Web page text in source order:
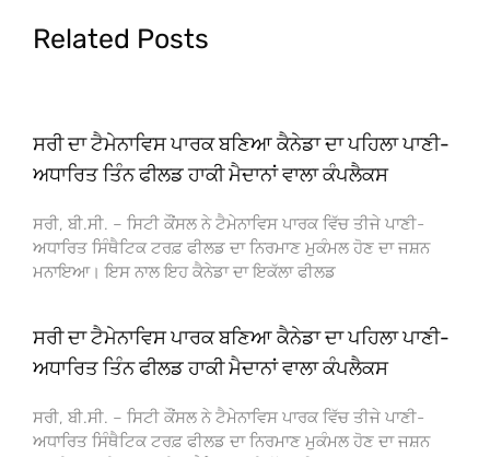
Related Posts
ਸਰੀ ਦਾ ਟੈਮੇਨਾਵਿਸ ਪਾਰਕ ਬਣਿਆ ਕੈਨੇਡਾ ਦਾ ਪਹਿਲਾ ਪਾਣੀ-
ਅਧਾਰਿਤ ਤਿੰਨ ਫੀਲਡ ਹਾਕੀ ਮੈਦਾਨਾਂ ਵਾਲਾ ਕੰਪਲੈਕਸ
ਸਰੀ, ਬੀ.ਸੀ. – ਸਿਟੀ ਕੌਂਸਲ ਨੇ ਟੈਮੇਨਾਵਿਸ ਪਾਰਕ ਵਿੱਚ ਤੀਜੇ ਪਾਣੀ-
ਅਧਾਰਿਤ ਸਿੰਥੈਟਿਕ ਟਰਫ਼ ਫੀਲਡ ਦਾ ਨਿਰਮਾਣ ਮੁਕੰਮਲ ਹੋਣ ਦਾ ਜਸ਼ਨ
ਮਨਾਇਆ। ਇਸ ਨਾਲ ਇਹ ਕੈਨੇਡਾ ਦਾ ਇਕੱਲਾ ਫੀਲਡ
ਸਰੀ ਦਾ ਟੈਮੇਨਾਵਿਸ ਪਾਰਕ ਬਣਿਆ ਕੈਨੇਡਾ ਦਾ ਪਹਿਲਾ ਪਾਣੀ-
ਅਧਾਰਿਤ ਤਿੰਨ ਫੀਲਡ ਹਾਕੀ ਮੈਦਾਨਾਂ ਵਾਲਾ ਕੰਪਲੈਕਸ
ਸਰੀ, ਬੀ.ਸੀ. – ਸਿਟੀ ਕੌਂਸਲ ਨੇ ਟੈਮੇਨਾਵਿਸ ਪਾਰਕ ਵਿੱਚ ਤੀਜੇ ਪਾਣੀ-
ਅਧਾਰਿਤ ਸਿੰਥੈਟਿਕ ਟਰਫ਼ ਫੀਲਡ ਦਾ ਨਿਰਮਾਣ ਮੁਕੰਮਲ ਹੋਣ ਦਾ ਜਸ਼ਨ